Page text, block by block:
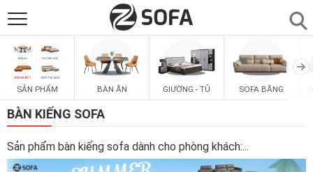
SẢN PHẨM
SOFAS
PHÒNG ĂN
SẢN PHẨM BÀN ĂN GIƯỜNG - TỦ SOFA BĂNG
BÀN KIẾNG SOFA
Sản phẩm bàn kiếng sofa dành cho phòng khách:...